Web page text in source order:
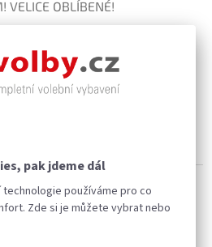
pak jdeme dál
používáme pro co
Zde si je můžete vybrat nebo
VELICE OBLÍBENÉ!
volební urny. Použití lankové